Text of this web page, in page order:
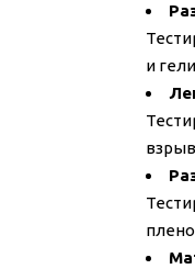
и